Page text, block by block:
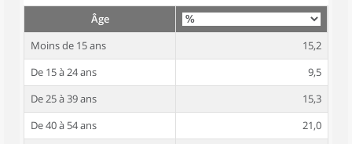
Âge
Moins de 15 ans
15,2
De 15 à 24 ans
9,5
De 25 à 39 ans
15,3
De 40 à 54 ans
21,0